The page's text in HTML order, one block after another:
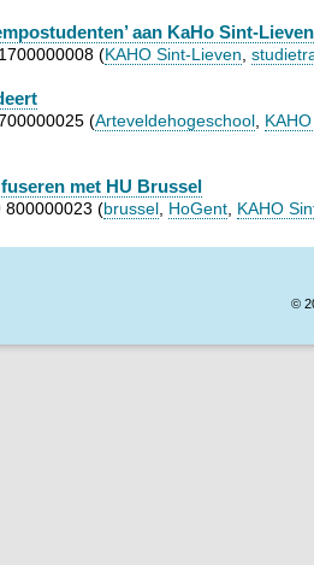
aan KaHo Sint-Lieven
(KAHO Sint-Lieven
(Arteveldehogeschool
met HU Brussel
800000023 (brussel, HoGent, KAHO
©